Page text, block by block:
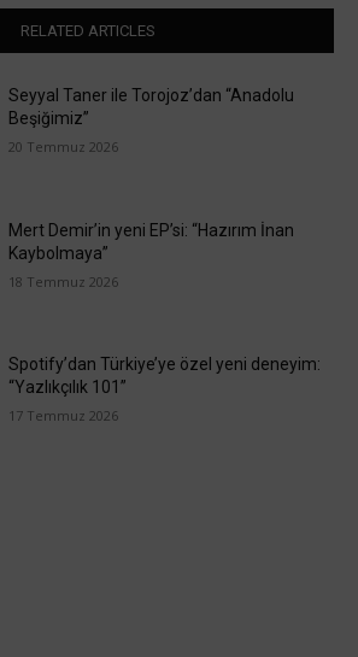
RELATED ARTICLES
Seyyal Taner ile Torojoz’dan “Anadolu
Beşiğimiz”
20 Temmuz 2026
Mert Demir’in yeni EP’si: “Hazırım İnan
Kaybolmaya”
18 Temmuz 2026
Spotify’dan Türkiye’ye özel yeni deneyim:
“Yazlıkçılık 101”
17 Temmuz 2026